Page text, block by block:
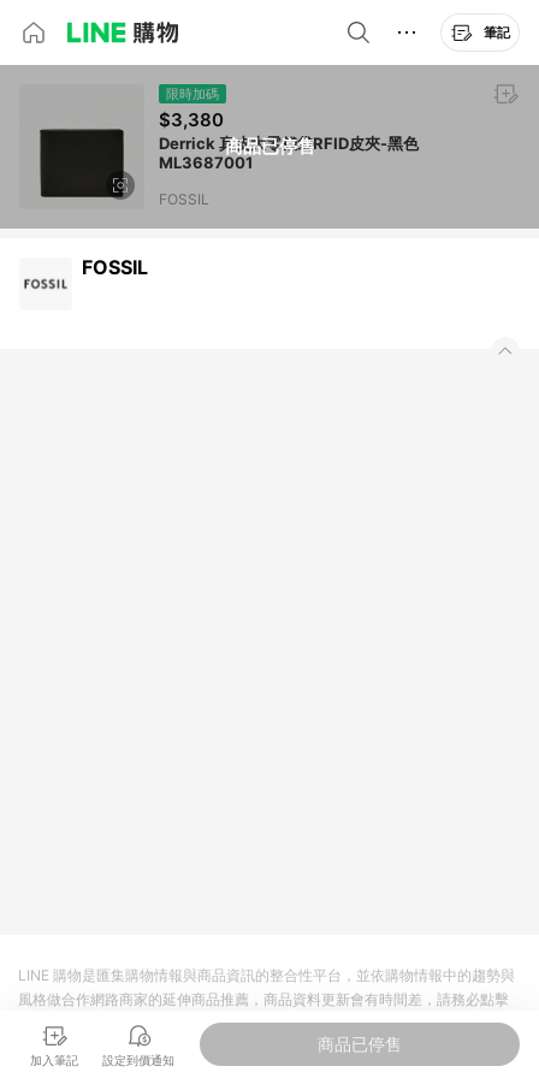
筆記
商品已停售
限時加碼
$3,380
Derrick 真皮大零錢袋RFID皮夾-黑色
ML3687001
FOSSIL
FOSSIL
加入筆記 設定到價通知
商品已停售
LINE 購物是匯集購物情報與商品資訊的整合性平台，並依購物情報中的趨勢與
風格做合作網路商家的延伸商品推薦，商品資料更新會有時間差，請務必點擊
商品至各合作網路商家，確認現售價與購物條件，一切資訊以合作廠商網頁為
準。